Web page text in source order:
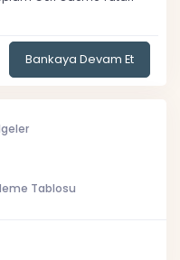
Bankaya Devam Et
Tablosu